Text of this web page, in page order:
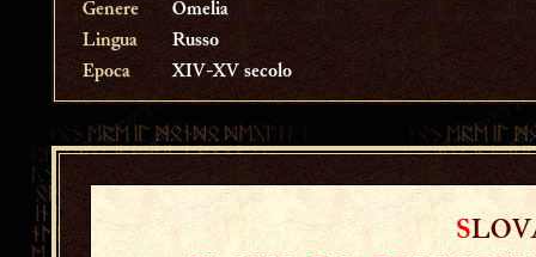
Genere
Omelia
Lingua
Russo
Epoca
XIV-XV secolo
S